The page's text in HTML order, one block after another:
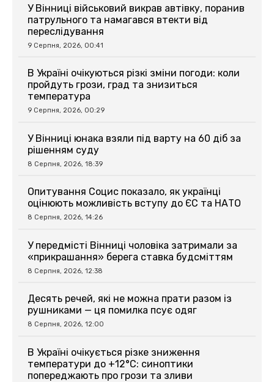
У Вінниці військовий викрав автівку, поранив
патрульного та намагався втекти від
переслідування
9 Серпня, 2026, 00:41
В Україні очікуються різкі зміни погоди: коли
пройдуть грози, град та знизиться
температура
9 Серпня, 2026, 00:29
У Вінниці юнака взяли під варту на 60 діб за
рішенням суду
8 Серпня, 2026, 18:39
Опитування Социс показало, як українці
оцінюють можливість вступу до ЄС та НАТО
8 Серпня, 2026, 14:26
У передмісті Вінниці чоловіка затримали за
«прикрашання» берега ставка будсміттям
8 Серпня, 2026, 12:38
Десять речей, які не можна прати разом із
рушниками — ця помилка псує одяг
8 Серпня, 2026, 12:00
В Україні очікується різке зниження
температури до +12°C: синоптики
попереджають про грози та зливи